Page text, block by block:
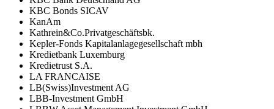
KBC Bonds SICAV
KanAm
Kathrein&Co.Privatgeschäftsbk.
Kepler-Fonds Kapitalanlagegesellschaft mbh
Kredietbank Luxemburg
Kredietrust S.A.
LA FRANCAISE
LB(Swiss)Investment AG
LBB-Investment GmbH